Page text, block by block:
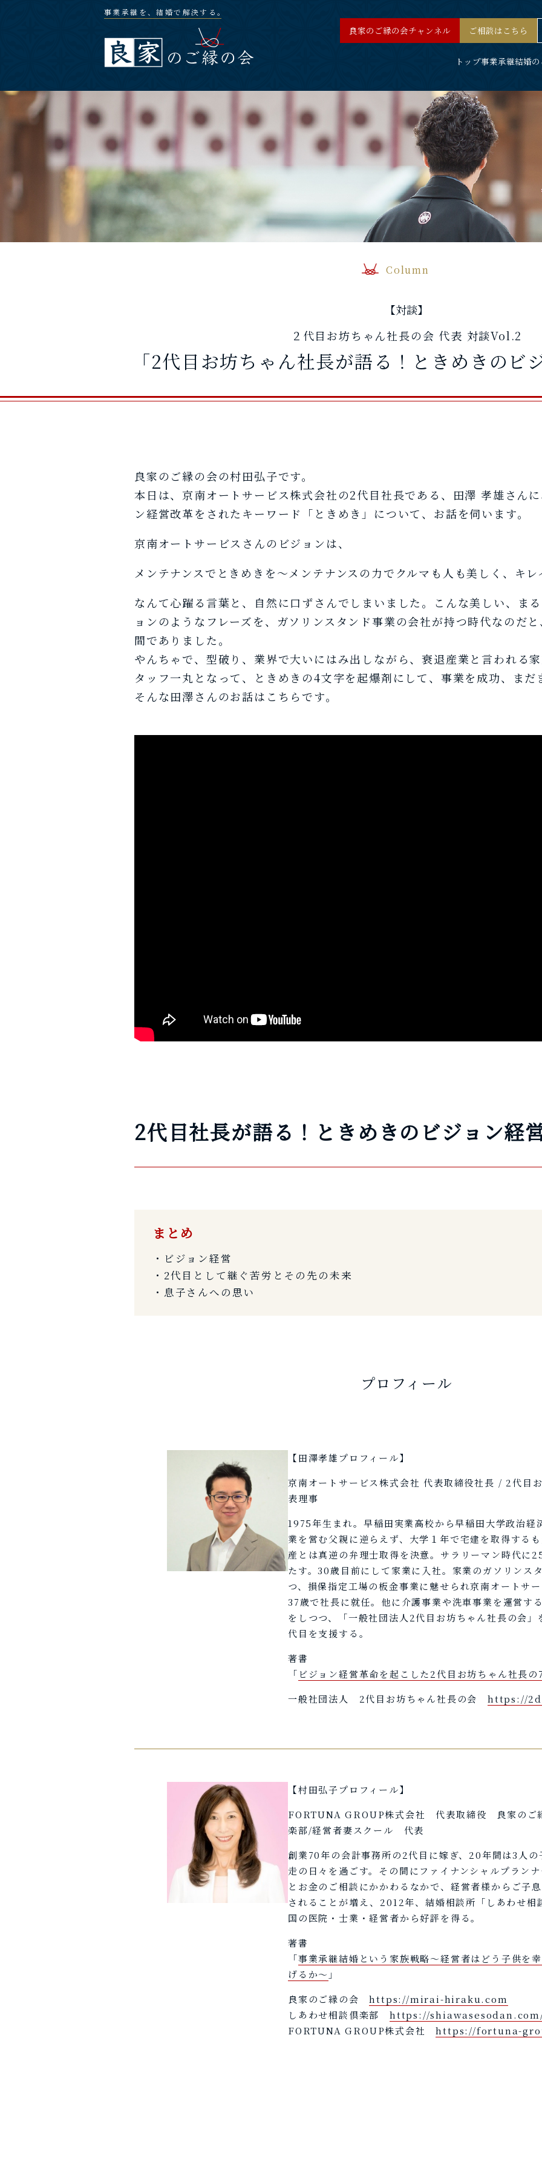
事業承継を、結婚で解決する。
トップ事業承継結婚
良家のご縁の会チャンネル ご相談はこちら
Column
【対談】
２代目お坊ちゃん社長の会 代表 対談Vol.2
「2代目お坊ちゃん社長が語る！ときめきのビ
良家のご縁の会の村田弘子です。
本日は、京南オートサービス株式会社の2代目社長である、田澤 孝雄さん
ン経営改革をされたキーワード「ときめき」について、お話を伺います。
京南オートサービスさんのビジョンは、
メンテナンスでときめきを～メンテナンスの力でクルマも人も美しく、キレ
なんて心躍る言葉と、自然に口ずさんでしまいました。こんな美しい、ま
ョンのようなフレーズを、ガソリンスタンド事業の会社が持つ時代なのだ
間でありました。
やんちゃで、型破り、業界で大いにはみ出しながら、衰退産業と言われる
タッフ一丸となって、ときめきの4文字を起爆剤にして、事業を成功、ま
そんな田澤さんのお話はこちらです。
2代目社長が語る！ときめきのビジョン経
まとめ
・ビジョン経営
・2代目として継ぐ苦労とその先の未来
・息子さんへの思い
プロフィール
【田澤孝雄プロフィール】
京南オートサービス株式会社 代表取締役社長 / 2代目
表理事
1975年生まれ。早稲田実業高校から早稲田大学政治経
業を営む父親に逆らえず、大学１年で宅建を取得する
産とは真逆の弁理士取得を決意。サラリーマン時代に
たす。30歳目前にして家業に入社。家業のガソリンス
つ、損保指定工場の板金事業に魅せられ京南オートサ
37歳で社長に就任。他に介護事業や洗車事業を運営す
をしつつ、「一般社団法人2代目お坊ちゃん社長の会
代目を支援する。
著書
「 ビジョン経営革命を起こした2代目お坊ちゃん社長
一般社団法人 2代目お坊ちゃん社長の会 https://
【村田弘子プロフィール】
FORTUNA GROUP株式会社 代表取締役 良家のご
楽部/経営者妻スクール 代表
創業70年の会計事務所の2代目に嫁ぎ、20年間は3人
走の日々を過ごす。その間にファイナンシャルプラン
とお金のご相談にかかわるなかで、経営者様からご子
されることが増え、2012年、結婚相談所「しあわせ相
国の医院・士業・経営者から好評を得る。
著書
「事業承継結婚という家族戦略～経営者はどう子供を
げるか～ 」
良家のご縁の会https://mirai-hiraku.com
しあわせ相談倶楽部https://
FORTUNA GROUP株式会社https://fortuna-